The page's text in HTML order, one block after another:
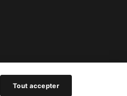
Tout accepter